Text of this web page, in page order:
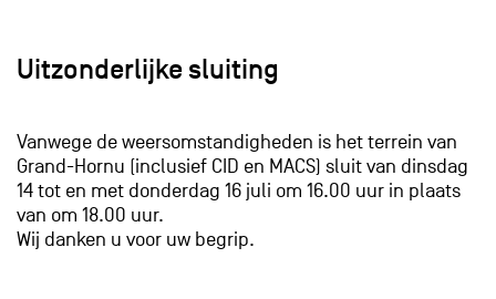
Uitzonderlijke sluiting
Vanwege de weersomstandigheden is het terrein van
Grand-Hornu (inclusief CID en MACS) sluit van dinsdag
14 tot en met donderdag 16 juli om 16.00 uur in plaats
van om 18.00 uur.
​Wij danken u voor uw begrip.